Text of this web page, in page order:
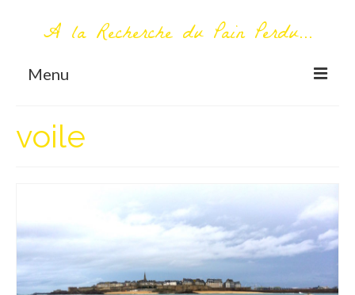
A la Recherche du Pain Perdu...
Menu
Première visite – A propos
AUTOUR DU MONDE
AFRIQUE
La Réunion
voile